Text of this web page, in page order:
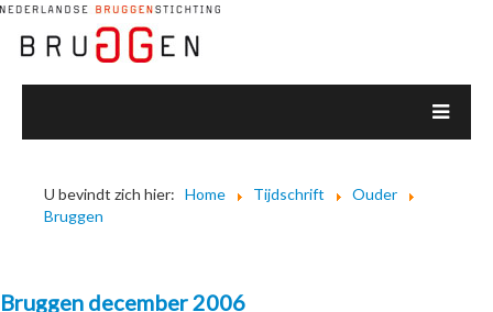
U bevindt zich hier: Home Tijdschrift
Ouder
Bruggen
Bruggen december 2006